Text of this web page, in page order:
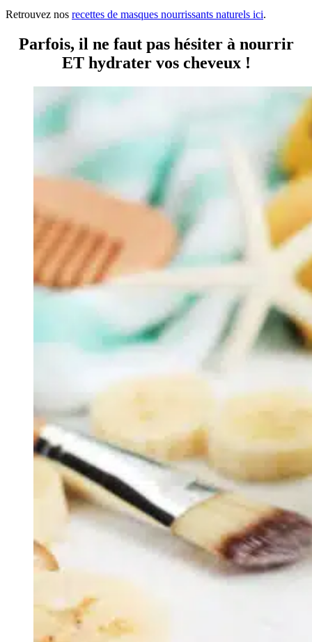
Retrouvez nos recettes de masques nourrissants naturels ici.
Parfois, il ne faut pas hésiter à nourrir
ET hydrater vos cheveux !